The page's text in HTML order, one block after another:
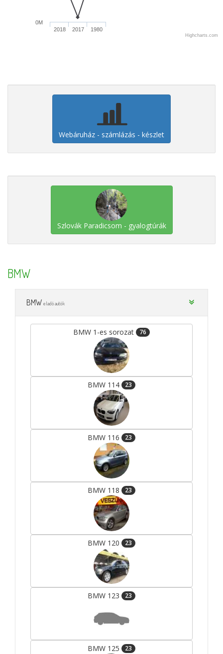
2018 2017 1980
0M
Highcharts.com
Webáruház - számlázás - készlet
Szlovák Paradicsom - gyalogtúrák
BMW
BMW eladó autók
BMW 1-es sorozat 76
BMW 114 23
BMW 116 23
BMW 118 23
BMW 120 23
BMW 123 23
BMW 125 23